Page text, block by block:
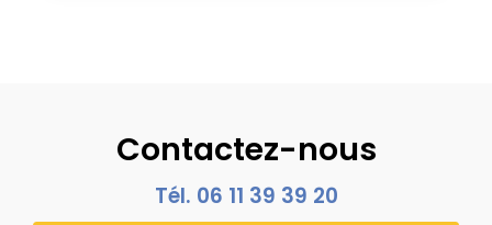
Contactez-nous
Tél. 06 11 39 39 20